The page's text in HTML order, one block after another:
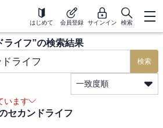
はじめて 会員登録 サインイン 検索
ライフ”の検索結果
検索
一致度順
います
セカンドライフ